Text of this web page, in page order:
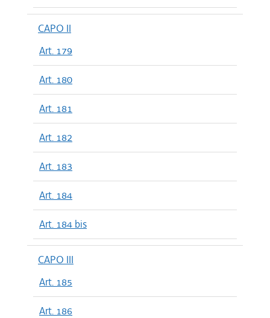
CAPO II
Art. 179
Art. 180
Art. 181
Art. 182
Art. 183
Art. 184
Art. 184 bis
CAPO III
Art. 185
Art. 186